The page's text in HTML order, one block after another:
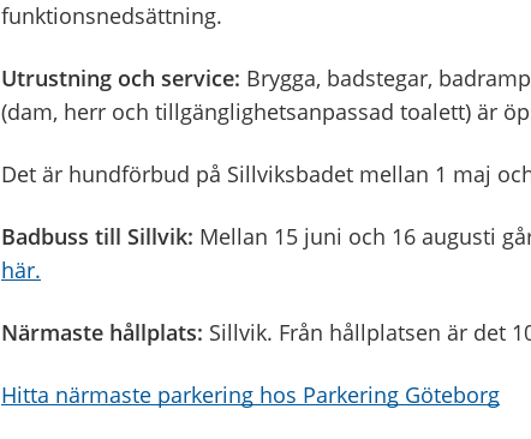
funktionsnedsättning.
Utrustning och service: Brygga, badstegar,
(dam, herr och tillgänglighetsanpassad toalett) är
Det är hundförbud på Sillviksbadet mellan 1 maj
Badbuss till Sillvik: Mellan 15 juni och 16 augusti
här.
Närmaste hållplats: Sillvik. Från hållplatsen är det
Hitta närmaste parkering hos Parkering Göteborg